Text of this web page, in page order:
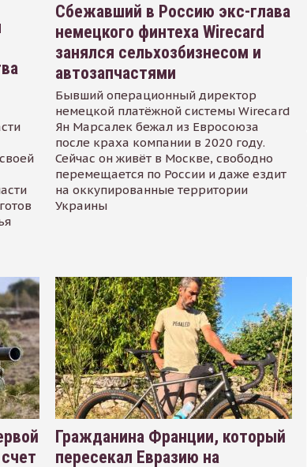
Сбежавший в Россию экс-глава
немецкого финтеха Wirecard
занялся сельхозбизнесом и
автозапчастями
Бывший операционный директор
немецкой платёжной системы Wirecard
Ян Марсалек бежал из Евросоюза
после краха компании в 2020 году.
Сейчас он живёт в Москве, свободно
перемещается по России и даже ездит
на оккупированные территории
Украины
Гражданина Франции, который
пересекал Евразию на